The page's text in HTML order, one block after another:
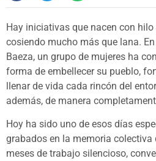
Hay iniciativas que nacen con
cosiendo mucho más que lana.
Baeza, un grupo de mujeres ha
forma de embellecer su pueblo,
llenar de vida cada rincón del
además, de manera
Hoy ha sido uno de esos días
grabados en la memoria colectiva
meses de trabajo silencioso,